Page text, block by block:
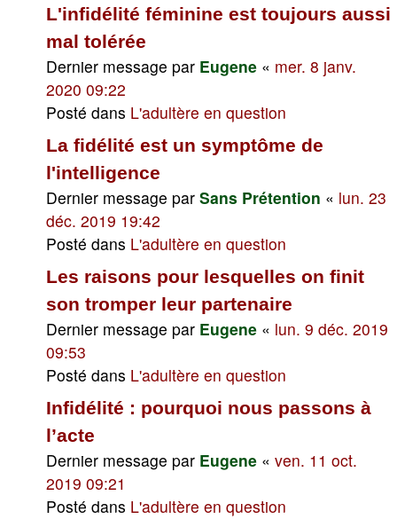
L'infidélité féminine est toujours aussi
mal tolérée
Dernier message par Eugene « mer. 8 janv.
2020 09:22
Posté dans L'adultère en question
La fidélité est un symptôme de
l'intelligence
Dernier message par Sans Prétention « lun. 23
déc. 2019 19:42
Posté dans L'adultère en question
Les raisons pour lesquelles on finit
son tromper leur partenaire
Dernier message par Eugene « lun. 9 déc. 2019
09:53
Posté dans L'adultère en question
Infidélité : pourquoi nous passons à
l’acte
Dernier message par Eugene « ven. 11 oct.
2019 09:21
Posté dans L'adultère en question